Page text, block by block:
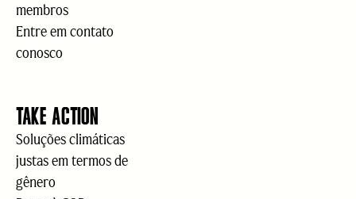
membros
Entre em contato
conosco
TAKE ACTION
Soluções climáticas
justas em termos de
gênero